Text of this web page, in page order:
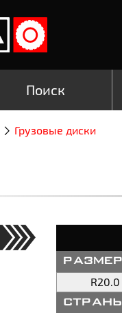
Поиск
Грузовые диски
R20.0
страны